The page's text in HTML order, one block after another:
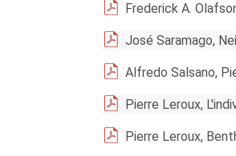
Frederick A.
José Saramago,
Alfredo Salsano,
Pierre Leroux,
Pierre Leroux,